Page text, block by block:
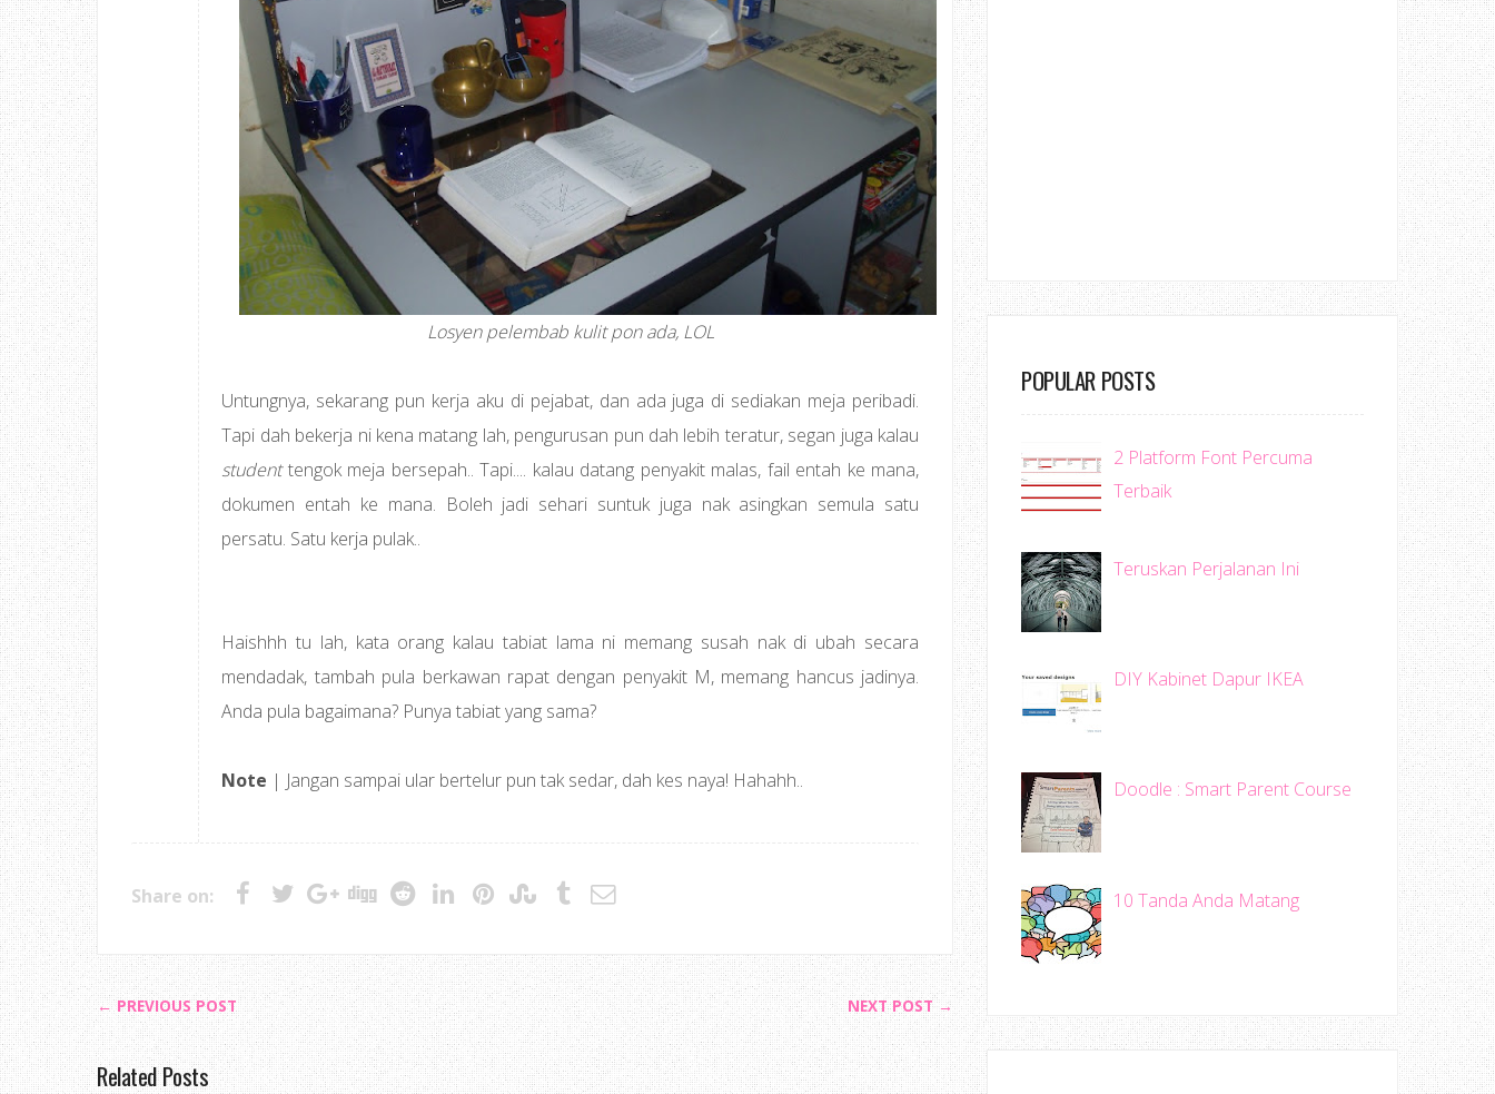
Losyen pelembab kulit pon ada, LOL
Untungnya, sekarang pun kerja aku di pejabat, dan ada juga di sediakan meja peribadi.
Tapi dah bekerja ni kena matang lah, pengurusan pun dah lebih teratur, segan juga kalau
studenttengok meja bersepah.. Tapi.... kalau datang penyakit malas, fail entah ke mana,
dokumen entah ke mana. Boleh jadi sehari suntuk juga nak asingkan semula satu
persatu. Satu kerja pulak..
Haishhh tu lah, kata orang kalau tabiat lama ni memang susah nak di ubah secara
mendadak, tambah pula berkawan rapat dengan penyakit M, memang hancus jadinya.
Anda pula bagaimana? Punya tabiat yang sama?
Note | Jangan sampai ular bertelur pun tak sedar, dah kes naya! Hahahh..
Share on:
← PREVIOUS POST NEXT POST →
Related Posts
POPULAR POSTS
2 Platform Font Percuma
Terbaik
Teruskan Perjalanan Ini
DIY Kabinet Dapur IKEA
Doodle : Smart Parent Course
10 Tanda Anda Matang